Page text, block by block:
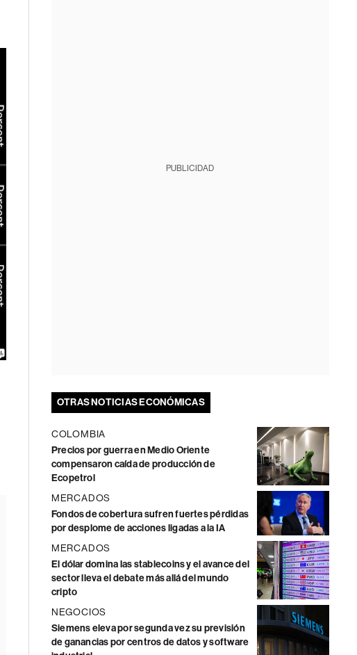
PUBLICIDAD
OTRAS NOTICIAS ECONÓMICAS
COLOMBIA
Precios por guerra en Medio Oriente
compensaron caída de producción de
Ecopetrol
MERCADOS
Fondos de cobertura sufren fuertes pérdidas
por desplome de acciones ligadas a la IA
MERCADOS
El dólar domina las stablecoins y el avance del
sector lleva el debate más allá del mundo
cripto
NEGOCIOS
Siemens eleva por segunda vez su previsión
de ganancias por centros de datos y software